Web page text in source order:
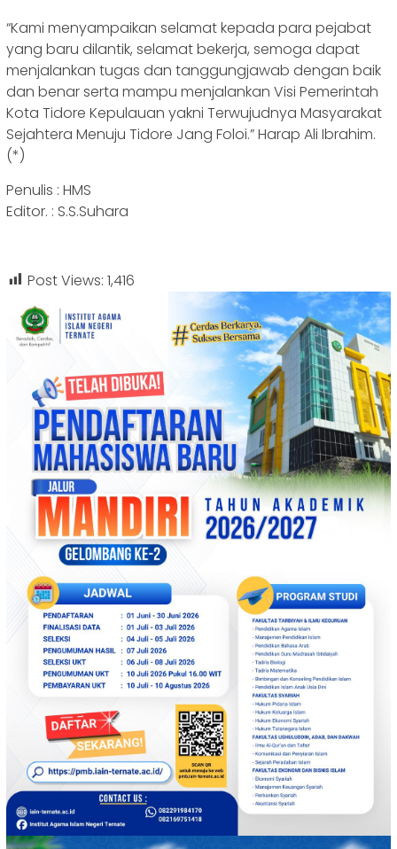
“Kami menyampaikan selamat kepada para pejabat
yang baru dilantik, selamat bekerja, semoga dapat
menjalankan tugas dan tanggungjawab dengan baik
dan benar serta mampu menjalankan Visi Pemerintah
Kota Tidore Kepulauan yakni Terwujudnya Masyarakat
Sejahtera Menuju Tidore Jang Foloi.” Harap Ali Ibrahim.
(*)
Penulis : HMS
Editor. : S.S.Suhara
Post Views: 1,416